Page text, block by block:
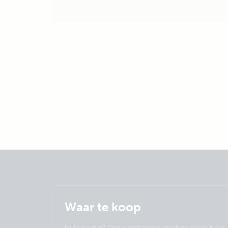
Waar te koop